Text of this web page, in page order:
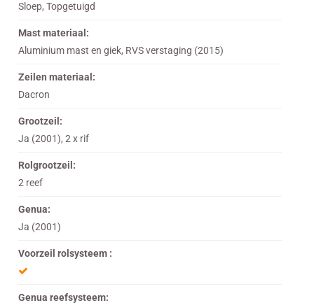
Sloep, Topgetuigd
Mast materiaal:
Aluminium mast en giek, RVS verstaging (2015)
Zeilen materiaal:
Dacron
Grootzeil:
Ja (2001), 2 x rif
Rolgrootzeil:
2 reef
Genua:
Ja (2001)
Voorzeil rolsysteem :
Genua reefsysteem: